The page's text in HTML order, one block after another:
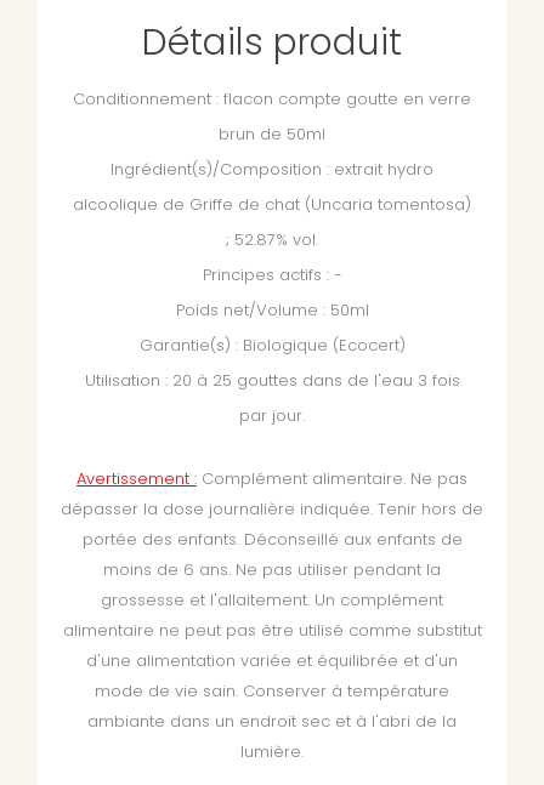
Détails produit
Conditionnement : flacon compte goutte en verre
brun de 50ml
Ingrédient(s)/Composition : extrait hydro
alcoolique de Griffe de chat (Uncaria tomentosa)
; 52.87% vol.
Principes actifs : -
Poids net/Volume : 50ml
Garantie(s) : Biologique (Ecocert)
Utilisation : 20 à 25 gouttes dans de l'eau 3 fois
par jour.
Avertissement : Complément alimentaire. Ne pas
dépasser la dose journalière indiquée. Tenir hors de
portée des enfants. Déconseillé aux enfants de
moins de 6 ans. Ne pas utiliser pendant la
grossesse et l'allaitement. Un complément
alimentaire ne peut pas être utilisé comme substitut
d'une alimentation variée et équilibrée et d'un
mode de vie sain. Conserver à température
ambiante dans un endroit sec et à l'abri de la
lumière.